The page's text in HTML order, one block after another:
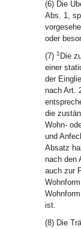
(6) Die
Abs. 1,
oder
(7) 1 Die
einer
der
nach Art.
die
Wohn-
und
Absatz
nach den
auch zur
ist.
(8) Die